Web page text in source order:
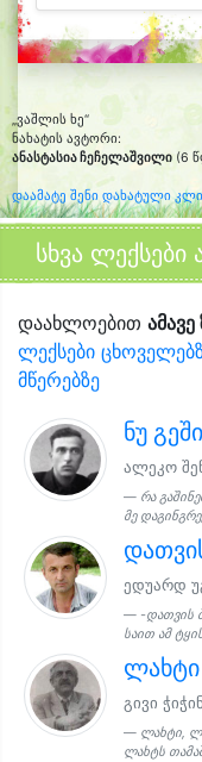
„ვაშლის ხე“
ნახატის ავტორი:
ანასტასია ჩეჩელაშვილი (6
დაამატე შენი დახატული
სხვა ლექსები
დაახლოებით
ლექსები
მწერებზე
ნუ
ალეკო
რა
მე
ედუარდ
-დათვის
საით ამ
ლახტი
გივი
ლახტი,
ლახტს